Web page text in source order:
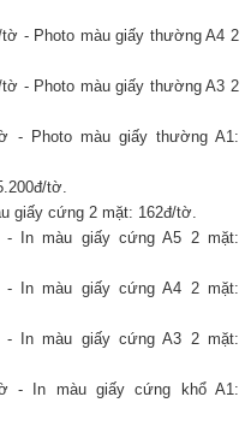
- Photo màu giấy thường A4 2
- Photo màu giấy thường A3 2
- Photo màu giấy thường A1:
tờ.
giấy cứng 2 mặt: 162đ/tờ.
- In màu giấy cứng A5 2 mặt:
- In màu giấy cứng A4 2 mặt:
- In màu giấy cứng A3 2 mặt:
- In màu giấy cứng khổ A1: